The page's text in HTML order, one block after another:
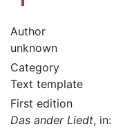
Author
unknown
Category
Text template
First edition
Das ander Liedt, in: